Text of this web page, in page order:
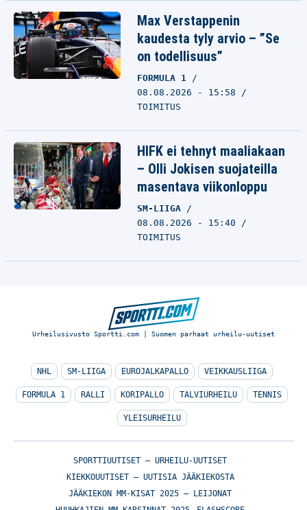
Max Verstappenin
kaudesta tyly arvio – ”Se
on todellisuus”
FORMULA 1
08.08.2026 - 15:58
TOIMITUS
HIFK ei tehnyt maaliakaan
– Olli Jokisen suojateilla
masentava viikonloppu
SM-LIIGA
08.08.2026 - 15:40
TOIMITUS
Urheilusivusto Sportti.com | Suomen parhaat urheilu-uutiset
NHL SM-LIIGA EUROJALKAPALLO VEIKKAUSLIIGA
FORMULA 1 RALLI KORIPALLO TALVIURHEILU TENNIS
YLEISURHEILU
SPORTTIUUTISET – URHEILU-UUTISET
KIEKKOUUTISET – UUTISIA JÄÄKIEKOSTA
JÄÄKIEKON MM-KISAT 2025 – LEIJONAT